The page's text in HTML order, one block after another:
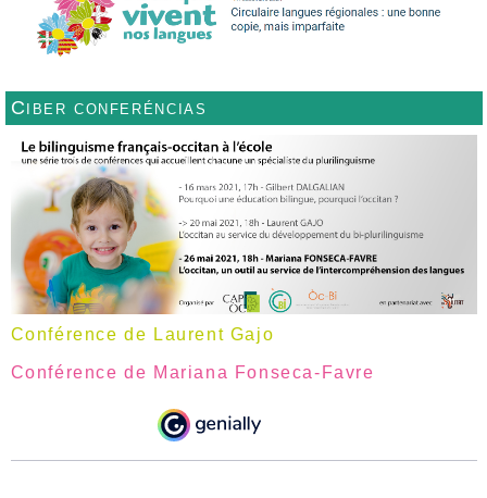
Ciber conferéncias
Conférence de Laurent Gajo
Conférence de Mariana Fonseca-Favre